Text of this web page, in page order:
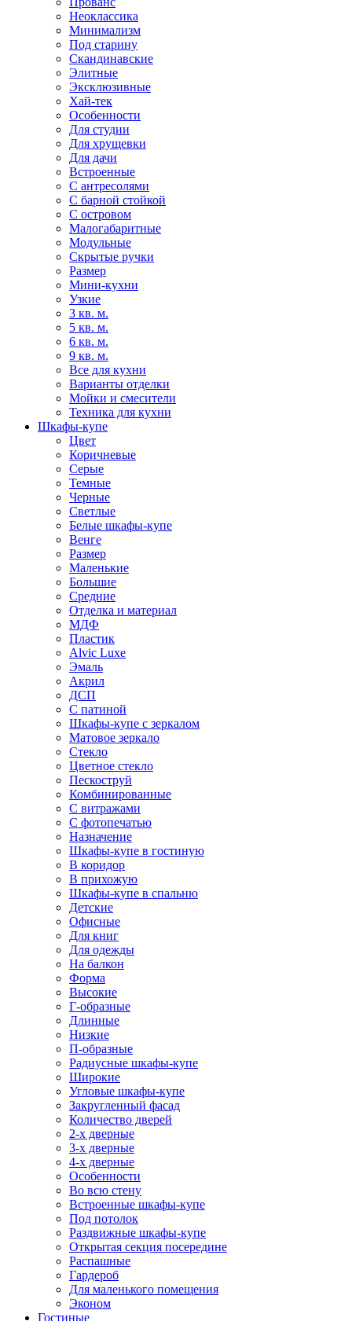
Неоклассика
Минимализм
Под старину
Скандинавские
Элитные
Эксклюзивные
Хай-тек
Особенности
Для студии
Для хрущевки
Для дачи
Встроенные
С антресолями
С барной стойкой
С островом
Малогабаритные
Модульные
Скрытые ручки
Размер
Мини-кухни
Узкие
3 кв. м.
5 кв. м.
6 кв. м.
9 кв. м.
Все для кухни
Варианты отделки
Мойки и смесители
Техника для кухни
Шкафы-купе
Цвет
Коричневые
Серые
Темные
Черные
Светлые
Белые шкафы-купе
Венге
Размер
Маленькие
Большие
Средние
Отделка и материал
МДФ
Пластик
Alvic Luxe
Эмаль
Акрил
ДСП
С патиной
Шкафы-купе с зеркалом
Матовое зеркало
Стекло
Цветное стекло
Пескоструй
Комбинированные
С витражами
С фотопечатью
Назначение
Шкафы-купе в гостиную
В коридор
В прихожую
Шкафы-купе в спальню
Детские
Офисные
Для книг
Для одежды
На балкон
Форма
Высокие
Г-образные
Длинные
Низкие
П-образные
Радиусные шкафы-купе
Широкие
Угловые шкафы-купе
Закругленный фасад
Количество дверей
2-х дверные
3-х дверные
4-х дверные
Особенности
Во всю стену
Встроенные шкафы-купе
Под потолок
Раздвижные шкафы-купе
Открытая секция посередине
Распашные
Гардероб
Для маленького помещения
Эконом
Гостиные